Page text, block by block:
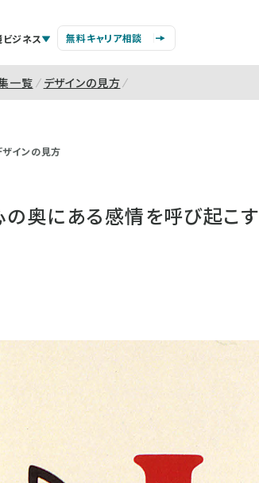
ジネス 無料キャリア相談
一覧 デザインの見方
ザインの見方
の奥にある感情を呼び起こす